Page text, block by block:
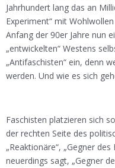
Jahrhundert lang das an
Experiment“ mit
Anfang der 90er Jahre nun
„entwickelten“ Westens
„Antifaschisten“ ein, denn
werden. Und wie es sich
Faschisten platzieren sich
der rechten Seite des
„Reaktionäre“, „Gegner
neuerdings sagt, „Gegner